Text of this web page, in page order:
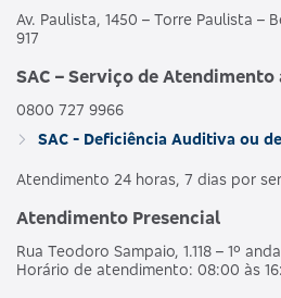
Av. Paulista, 1450 – Torre Paulista –
917
SAC – Serviço de
0800 727 9966
SAC - Deficiência Auditiva ou
Atendimento 24 horas, 7 dias por
Atendimento Presencial
Rua Teodoro Sampaio, 1.118 – 1º
Horário de atendimento: 08:00 às